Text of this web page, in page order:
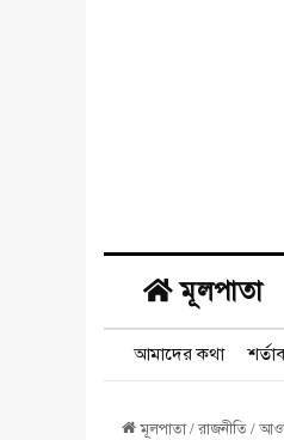
মূলপাতা
আমাদের কথা
মূলপাতা/রাজনীতি/